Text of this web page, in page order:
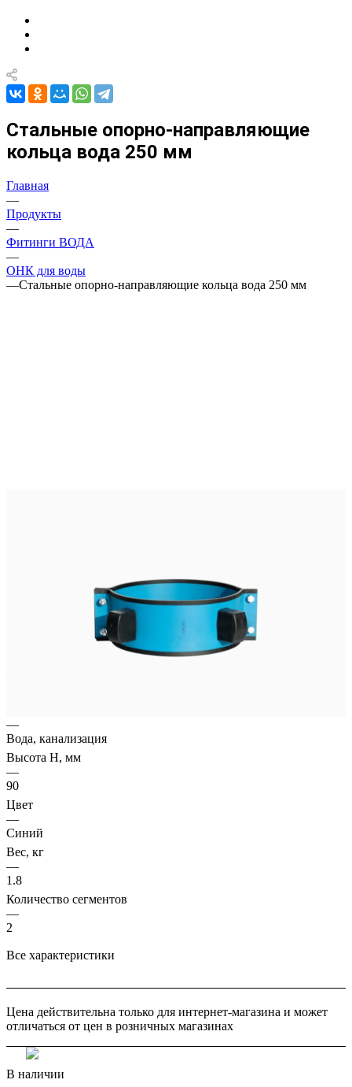
Стальные опорно-направляющие
кольца вода 250 мм
Главная
—
Продукты
—
Фитинги ВОДА
—
ОНК для воды
—Стальные опорно-направляющие кольца вода 250 мм
Характеристики
—
Вода, канализация
Высота H, мм
—
90
Цвет
—
Синий
Вес, кг
—
1.8
Количество сегментов
—
2
Все характеристики
Цена действительна только для интернет-магазина и может
отличаться от цен в розничных магазинах
В наличии